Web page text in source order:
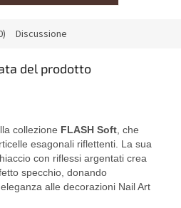
Discussione
del prodotto
collezione FLASH Soft , che
esagonali riflettenti. La sua
con riflessi argentati crea
specchio, donando
alle decorazioni Nail Art